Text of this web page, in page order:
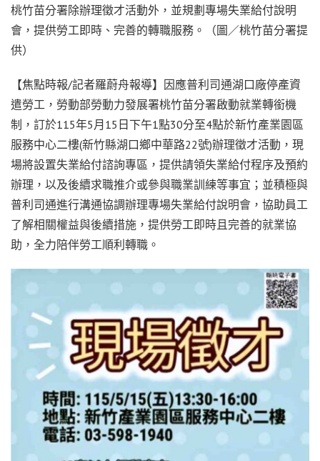
桃竹苗分署除辦理徵才活動外，並規劃專場失業給付說明
會，提供勞工即時、完善的轉職服務。（圖／桃竹苗分署提
供）
【焦點時報/記者羅蔚舟報導】因應普利司通湖口廠停產資
遣勞工，勞動部勞動力發展署桃竹苗分署啟動就業轉銜機
制，訂於115年5月15日下午1點30分至4點於新竹產業園區
服務中心二樓(新竹縣湖口鄉中華路22號)辦理徵才活動，現
場將設置失業給付諮詢專區，提供請領失業給付程序及預約
辦理，以及後續求職推介或參與職業訓練等事宜；並積極與
普利司通進行溝通協調辦理專場失業給付說明會，協助員工
了解相關權益與後續措施，提供勞工即時且完善的就業協
助，全力陪伴勞工順利轉職。